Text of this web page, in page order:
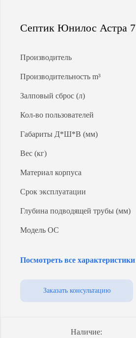
ЗАПРАВКА ГАЗГОЛЬДЕРОВ
КАЛЬКУЛЯТОР ГАЗГОЛЬДЕРА
КАЛЬКУЛЯТОР СЕПТИКОВ
Септик Юнилос Астра 7
Производитель
Производительность m³
Залповый сброс (л)
Кол-во пользователей
Габариты Д*Ш*В (мм)
Вес (кг)
Материал корпуса
Срок эксплуатации
Глубина подводящей трубы (мм)
Модель ОС
Объем (л)
Посмотреть все характеристики
Заказать консультацию
Наличие: